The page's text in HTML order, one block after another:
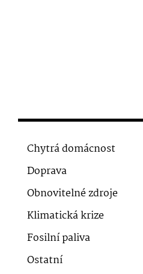
Chytrá domácnost
Doprava
Obnovitelné zdroje
Klimatická krize
Fosilní paliva
Ostatní